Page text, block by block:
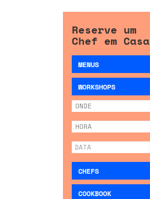
Reserve um
Chef em Casa
MENUS
WORKSHOPS
CHEFS
COOKBOOK